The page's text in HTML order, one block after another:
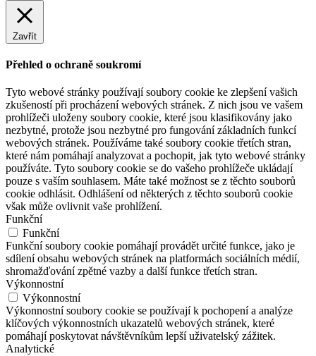
Zavřít
Přehled o ochraně soukromí
Tyto webové stránky používají soubory cookie ke zlepšení vašich
zkušeností při procházení webových stránek. Z nich jsou ve vašem
prohlížeči uloženy soubory cookie, které jsou klasifikovány jako
nezbytné, protože jsou nezbytné pro fungování základních funkcí
webových stránek. Používáme také soubory cookie třetích stran,
které nám pomáhají analyzovat a pochopit, jak tyto webové stránky
používáte. Tyto soubory cookie se do vašeho prohlížeče ukládají
pouze s vaším souhlasem. Máte také možnost se z těchto souborů
cookie odhlásit. Odhlášení od některých z těchto souborů cookie
však může ovlivnit vaše prohlížení.
Funkční
Funkční
Funkční soubory cookie pomáhají provádět určité funkce, jako je
sdílení obsahu webových stránek na platformách sociálních médií,
shromažďování zpětné vazby a další funkce třetích stran.
Výkonnostní
Výkonnostní
Výkonnostní soubory cookie se používají k pochopení a analýze
klíčových výkonnostních ukazatelů webových stránek, které
pomáhají poskytovat návštěvníkům lepší uživatelský zážitek.
Analytické